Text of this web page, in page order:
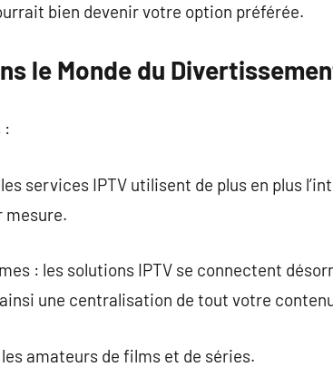
bien devenir votre option préférée.
le Monde du
:
services IPTV utilisent de plus en plus
mesure.
: les solutions IPTV se connectent
une centralisation de tout votre
amateurs de films et de séries.